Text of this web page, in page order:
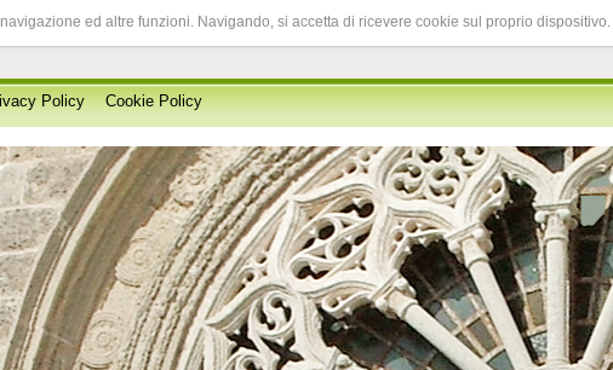
ed altre funzioni. Navigando, si accetta di ricevere cookie sul proprio dispositivo.
Policy Cookie Policy